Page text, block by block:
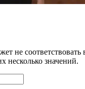
не соответствовать
несколько значений.